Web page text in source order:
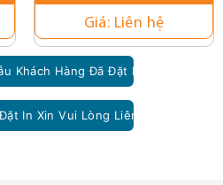
Giá: Liên hệ
Khách Hàng Đã Đặt In Theo Yêu
In Xin Vui Lòng Liên Hệ Với Dịch